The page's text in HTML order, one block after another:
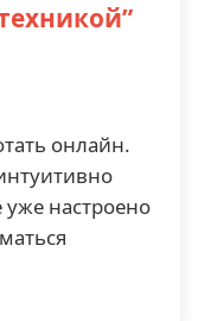
онлайн.
настроено